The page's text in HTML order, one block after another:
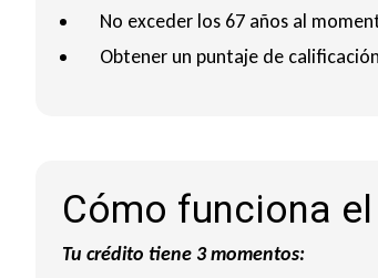
No exceder los 67 años al
Obtener un puntaje de
Cómo funciona
Tu crédito tiene 3 momentos: